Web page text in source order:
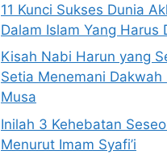
11 Kunci Sukses Dunia
Dalam Islam Yang Harus
Kisah Nabi Harun yang
Setia Menemani Dakwah
Musa
Inilah 3 Kehebatan
Menurut Imam Syafi’i